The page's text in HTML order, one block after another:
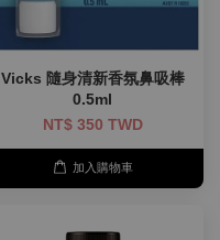
Vicks 隨身清新香氛鼻吸棒
0.5ml
NT$ 350 TWD
加入購物車